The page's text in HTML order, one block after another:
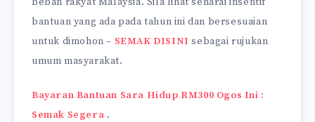
bantuan yang ada pada tahun ini dan bersesuaian
untuk dimohon – SEMAK DISINI sebagai rujukan
umum masyarakat.
Bayaran Bantuan Sara Hidup RM300 Ogos Ini :
Semak Segera .